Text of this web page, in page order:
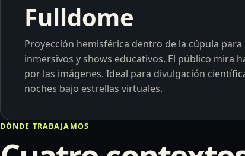
Fulldome
Proyección hemisférica dentro de la cúpula
inmersivos y shows educativos. El público mira
por las imágenes. Ideal para divulgación
noches bajo estrellas virtuales.
DÓNDE TRABAJAMOS